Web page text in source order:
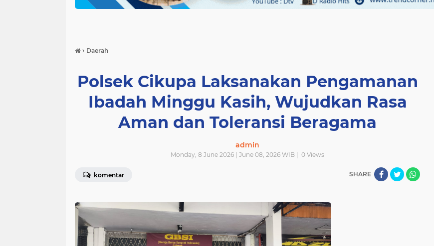
› Daerah
Polsek Cikupa Laksanakan Pengamanan
Ibadah Minggu Kasih, Wujudkan Rasa
Aman dan Toleransi Beragama
admin
Monday, 8 June 2026 | June 08, 2026 WIB | 0 Views
komentar SHARE